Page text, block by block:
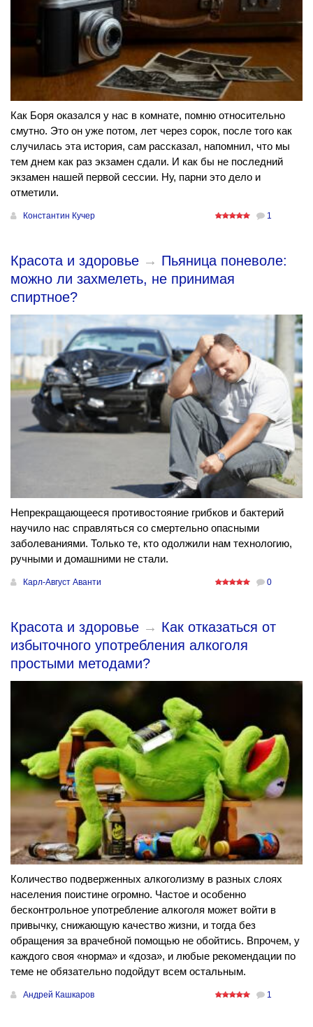
Как Боря оказался у нас в комнате, помню относительно
смутно. Это он уже потом, лет через сорок, после того как
случилась эта история, сам рассказал, напомнил, что мы
тем днем как раз экзамен сдали. И как бы не последний
экзамен нашей первой сессии. Ну, парни это дело и
отметили.
Константин Кучер 1
Красота и здоровье → Пьяница поневоле:
можно ли захмелеть, не принимая
спиртное?
Непрекращающееся противостояние грибков и бактерий
научило нас справляться со смертельно опасными
заболеваниями. Только те, кто одолжили нам технологию,
ручными и домашними не стали.
Карл-Август Аванти 0
Красота и здоровье → Как отказаться от
избыточного употребления алкоголя
простыми методами?
Количество подверженных алкоголизму в разных слоях
населения поистине огромно. Частое и особенно
бесконтрольное употребление алкоголя может войти в
привычку, снижающую качество жизни, и тогда без
обращения за врачебной помощью не обойтись. Впрочем, у
каждого своя «норма» и «доза», и любые рекомендации по
теме не обязательно подойдут всем остальным.
Андрей Кашкаров 1